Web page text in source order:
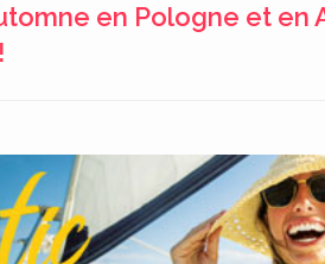
en Pologne et